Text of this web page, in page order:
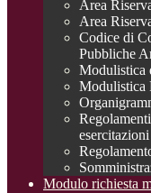
Area
Area
Codice di
Pubbliche
Modulistica
Modulistica
esercitazioni
Modulo richiesta